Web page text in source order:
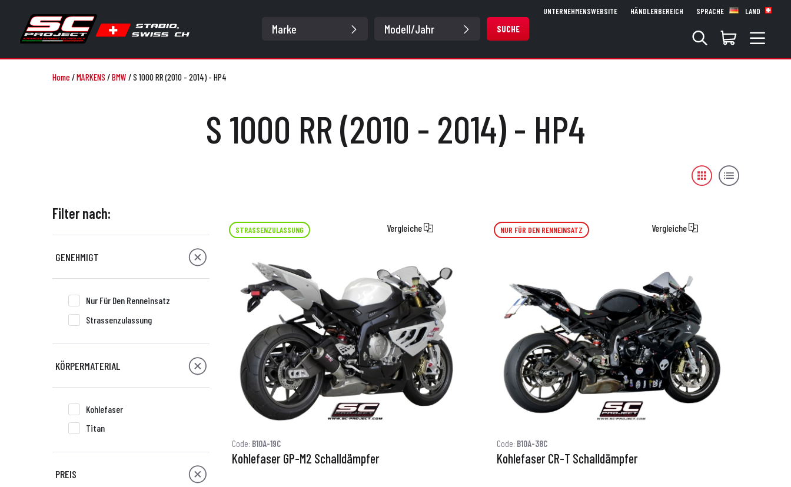
SUCHE
UNTERNEHMENSWEBSITE HÄNDLERBEREICH SPRACHE LAND
Home/MARKENS /BMW /S 1000 RR (2010 - 2014) - HP4
S 1000 RR (2010 - 2014) - HP4
Filter nach:
GENEHMIGT
Nur Für Den Renneinsatz
Strassenzulassung
KÖRPERMATERIAL
Kohlefaser
Titan
PREIS
STRASSENZULASSUNG Vergleiche
Code: B10A-19C
Kohlefaser GP-M2 Schalldämpfer
NUR FÜR DEN RENNEINSATZ Vergleiche
Code: B10A-38C
Kohlefaser CR-T Schalldämpfer